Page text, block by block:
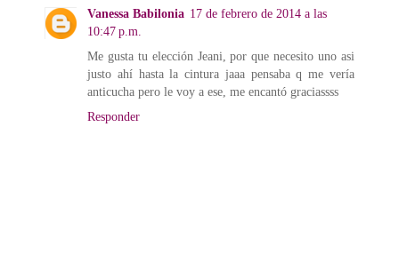
Vanessa Babilonia 17 de febrero de 2014 a las
10:47 p.m.
Me gusta tu elección Jeani, por que necesito uno asi
justo ahí hasta la cintura jaaa pensaba q me vería
anticucha pero le voy a ese, me encantó graciassss
Responder